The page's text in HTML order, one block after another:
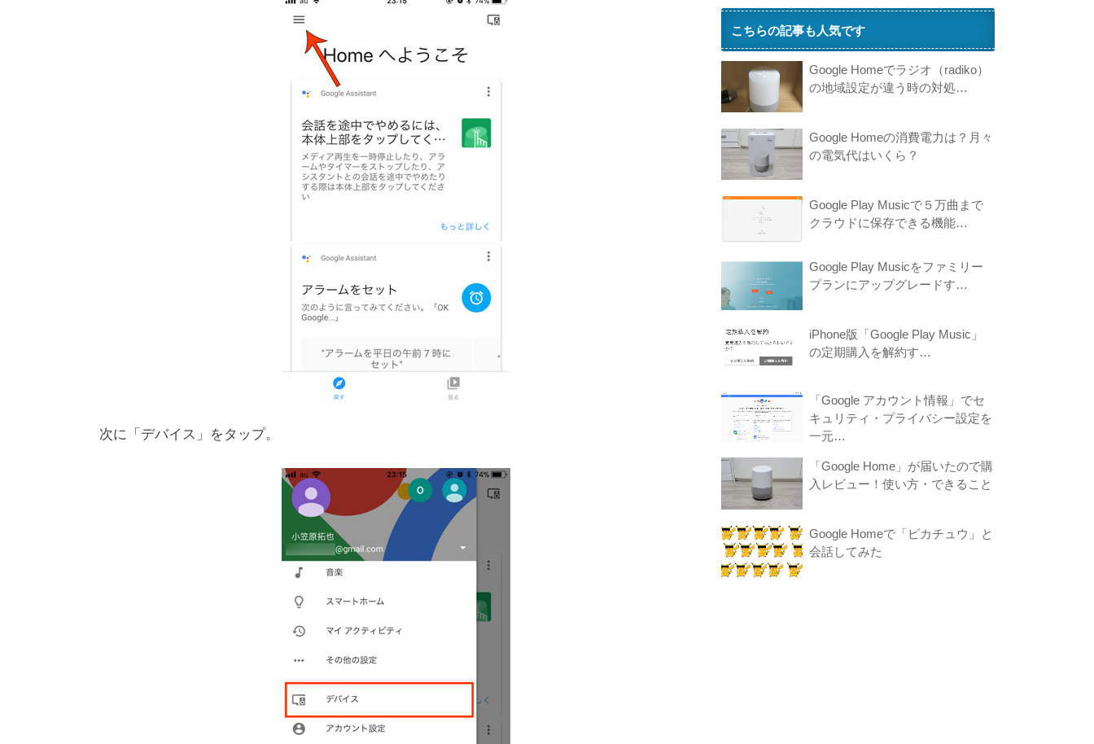
次に「デバイス」をタップ。
こちらの記事も人気です
Google Homeでラジオ（radiko）
の地域設定が違う時の対処…
Google Homeの消費電力は？月々
の電気代はいくら？
Google Play Musicで５万曲まで
クラウドに保存できる機能…
Google Play Musicをファミリー
プランにアップグレードす…
iPhone版「Google Play Music」
の定期購入を解約す…
「Google アカウント情報」でセ
キュリティ・プライバシー設定を
一元…
「Google Home」が届いたので購
入レビュー！使い方・できること
Google Homeで「ピカチュウ」と
会話してみた